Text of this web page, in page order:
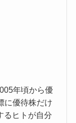
年頃から優
に優待株だけ
るヒトが自分